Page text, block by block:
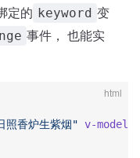
定的 keyword 变
事件， 也能实
html
照香炉生紫烟" v-model